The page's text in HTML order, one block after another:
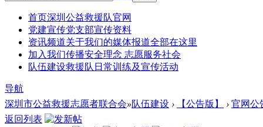
首页深圳公益救援队官网
党建宣传党支部宣传资料
资讯频道关于我们的媒体报道全部在这里
加入我们传播安全理念 志愿服务社会
队伍建设救援队日常训练及宣传活动
导航
深圳市公益救援志愿者联合会»队伍建设 › 【公告版】 › 官网公
返回列表